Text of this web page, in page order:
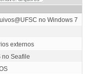
no Windows 7
externos
no Seafile